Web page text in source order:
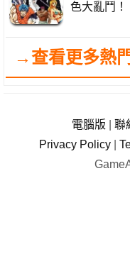
色大亂鬥！
→查看更多熱
電腦版 聯
Privacy Policy